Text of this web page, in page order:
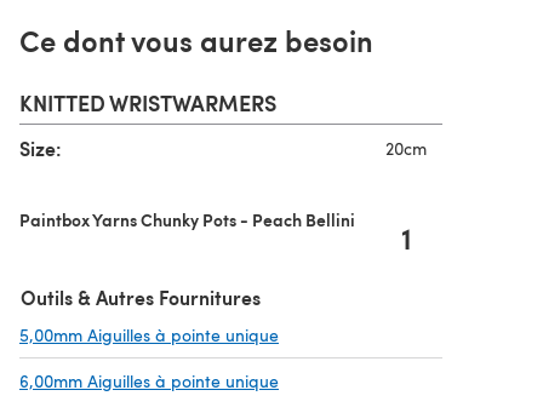
Ce dont vous aurez besoin
KNITTED WRISTWARMERS
Size: 20cm
Paintbox Yarns Chunky Pots - Peach Bellini 1
Outils & Autres Fournitures
5,00mm Aiguilles à pointe unique
6,00mm Aiguilles à pointe unique